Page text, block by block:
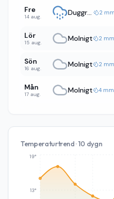
Fre
14 aug. Duggregn 2
Lör
15 aug. Molnigt 2 mm
Sön
16 aug. Molnigt 2 mm
Mån
17 aug. Molnigt 4 mm
Temperaturtrend · 10 dygn
13°
19°